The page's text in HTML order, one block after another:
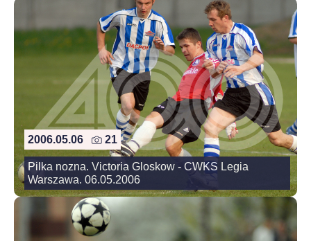
2006.05.06 21
Pilka nozna. Victoria Gloskow - CWKS Legia
Warszawa. 06.05.2006